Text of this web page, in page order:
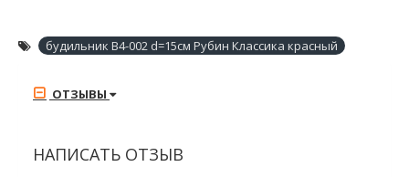
будильник В4-002 d=15см Рубин Классика красный
ОТЗЫВЫ
НАПИСАТЬ ОТЗЫВ